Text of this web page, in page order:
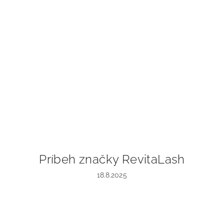
Príbeh značky RevitaLash
18.8.2025